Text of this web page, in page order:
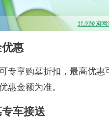
北京陵园网
惠
专享购墓折扣，最高优
惠金额为准。
车接送